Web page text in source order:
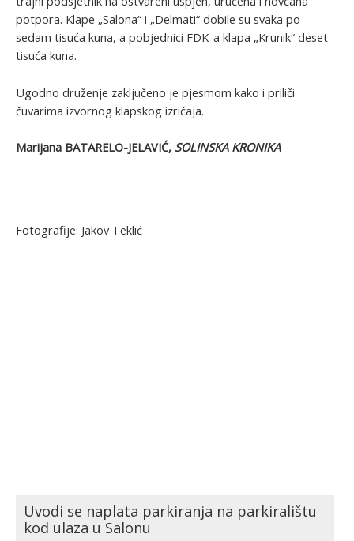
potpora. Klape „Salona“ i „Delmati“ dobile su svaka po
sedam tisuća kuna, a pobjednici FDK-a klapa „Krunik“ deset
tisuća kuna.
Ugodno druženje zaključeno je pjesmom kako i priliči
čuvarima izvornog klapskog izričaja.
Marijana BATARELO-JELAVIĆ, SOLINSKA KRONIKA
Fotografije: Jakov Teklić
Uvodi se naplata parkiranja na parkiralištu
kod ulaza u Salonu